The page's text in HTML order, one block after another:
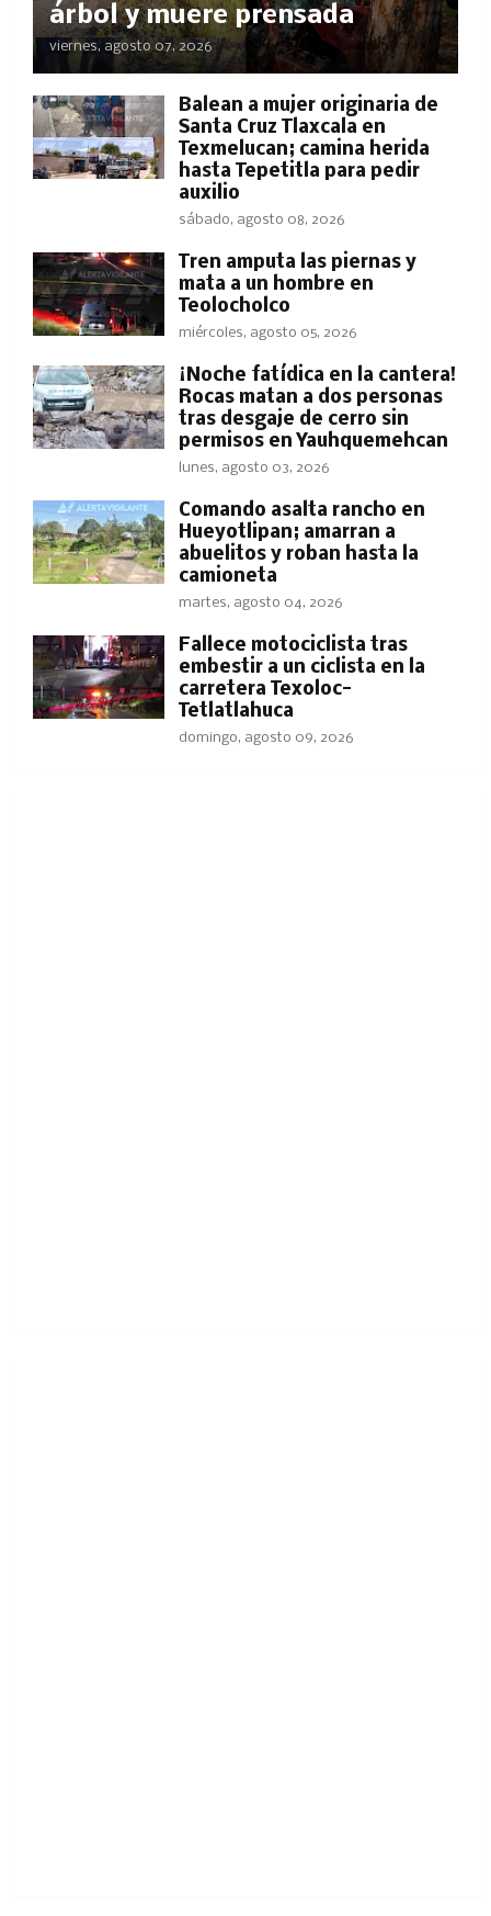
árbol y muere prensada
viernes, agosto 07, 2026
Balean a mujer originaria de
Santa Cruz Tlaxcala en
Texmelucan; camina herida
hasta Tepetitla para pedir
auxilio
sábado, agosto 08, 2026
Tren amputa las piernas y
mata a un hombre en
Teolocholco
miércoles, agosto 05, 2026
​¡Noche fatídica en la cantera!
Rocas matan a dos personas
tras desgaje de cerro sin
permisos en Yauhquemehcan
lunes, agosto 03, 2026
Comando asalta rancho en
Hueyotlipan; amarran a
abuelitos y roban hasta la
camioneta
martes, agosto 04, 2026
Fallece motociclista tras
embestir a un ciclista en la
carretera Texoloc-
Tetlatlahuca
domingo, agosto 09, 2026